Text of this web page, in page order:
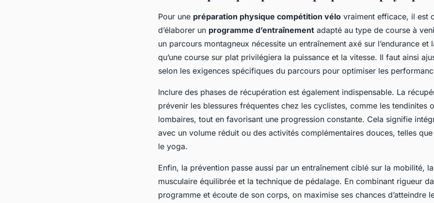
Pour une préparation physique compétition vélo vraiment efficace, il est
d’élaborer un programme d’entraînement adapté au type de course à
un parcours montagneux nécessite un entraînement axé sur l’endurance et
qu’une course sur plat privilégiera la puissance et la vitesse. Il faut ainsi
selon les exigences spécifiques du parcours pour optimiser les
Inclure des phases de récupération est également indispensable. La
prévenir les blessures fréquentes chez les cyclistes, comme les tendinites
lombaires, tout en favorisant une progression constante. Cela signifie
avec un volume réduit ou des activités complémentaires douces, telles
le yoga.
Enfin, la prévention passe aussi par un entraînement ciblé sur la mobilité,
musculaire équilibrée et la technique de pédalage. En combinant rigueur
programme et écoute de son corps, on maximise ses chances d’atteindre